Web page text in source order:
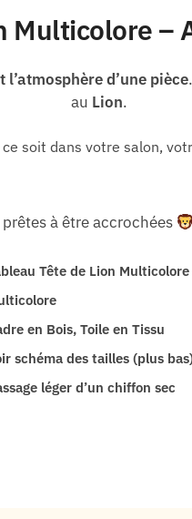
Multicolore –
d’une pièce
au Lion.
soit dans votre salon,
prêtes à être accrochées
Tête de Lion Multicolore
en Bois, Toile en Tissu
schéma des tailles (plus
léger d’un chiffon sec